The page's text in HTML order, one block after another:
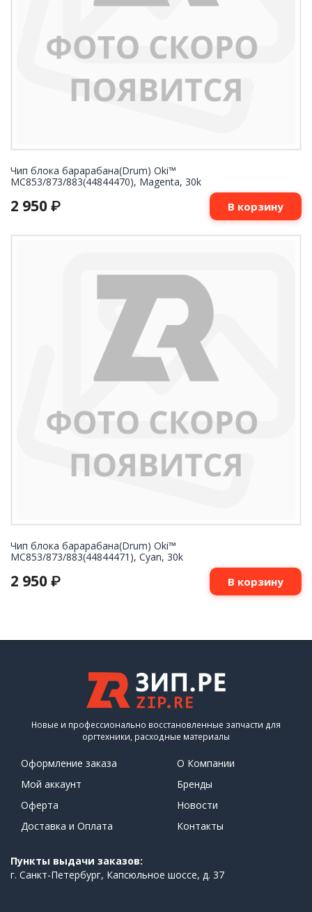
Чип блока барарабана(Drum) Oki™
MC853/873/883(44844470), Magenta, 30k
2 950 ₽ В корзину
Чип блока барарабана(Drum) Oki™
MC853/873/883(44844471), Cyan, 30k
2 950 ₽ В корзину
Новые и профессионально восстановленные запчасти для
оргтехники, расходные материалы
Оформление заказа
Мой аккаунт
Оферта
Доставка и Оплата
О Компании
Бренды
Новости
Контакты
Пункты выдачи заказов:
г. Санкт-Петербург, Капсюльное шоссе, д. 37